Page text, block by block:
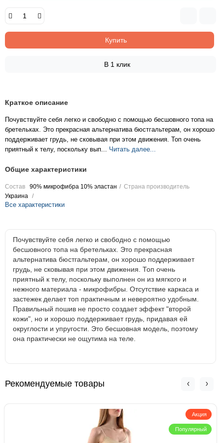
Купить
В 1 клик
Краткое описание
Почувствуйте себя легко и свободно с помощью бесшовного топа на
бретельках. Это прекрасная альтернатива бюстгальтерам, он хорошо
поддерживает грудь, не сковывая при этом движения. Топ очень
приятный к телу, поскольку вып... Читать далее...
Общие характеристики
Состав 90% микрофибра 10% эластан
Страна производитель
Украина
Все характеристики
Почувствуйте себя легко и свободно с помощью
бесшовного топа на бретельках. Это прекрасная
альтернатива бюстгальтерам, он хорошо поддерживает
грудь, не сковывая при этом движения. Топ очень
приятный к телу, поскольку выполнен он из мягкого и
нежного материала - микрофибры. Отсутствие каркаса и
застежек делает топ практичным и невероятно удобным.
Правильный пошив не просто создает эффект "второй
кожи", но и хорошо поддерживает грудь, придавая ей
округлости и упругости. Это бесшовная модель, поэтому
она практически не ощутима на теле.
Рекомендуемые товары
Акция
Популярный